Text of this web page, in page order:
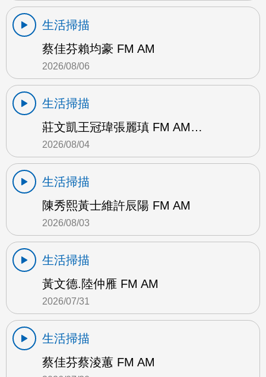
生活掃描
蔡佳芬賴均豪 FM AM
2026/08/06
生活掃描
莊文凱王冠瑋張麗瑱 FM AM…
2026/08/04
生活掃描
陳秀熙黃士維許辰陽 FM AM
2026/08/03
生活掃描
黃文德.陸仲雁 FM AM
2026/07/31
生活掃描
蔡佳芬蔡淩蕙 FM AM